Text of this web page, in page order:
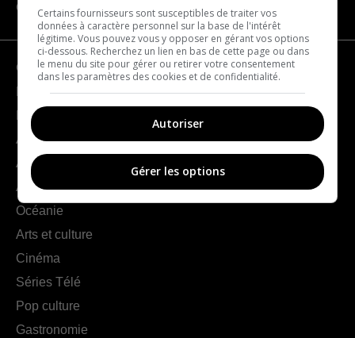
CATÉGORIES
Géographie
France
Europe
Amériques
Asie
Afrique
Océanie
Arts et culture
Cinéma
Séries Télé
Pop culture
Gastronomie
Certains fournisseurs sont susceptibles de traiter vos
données à caractère personnel sur la base de l'intérêt
légitime. Vous pouvez vous y opposer en gérant vos options
ci-dessous. Recherchez un lien en bas de cette page ou dans
le menu du site pour gérer ou retirer votre consentement
dans les paramètres des cookies et de confidentialité.
Autoriser
Gérer les options